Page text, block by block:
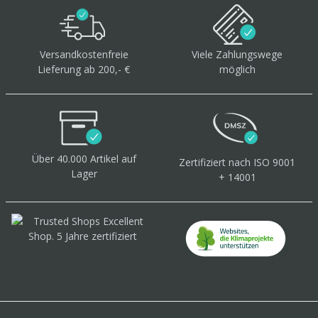
Versandkostenfreie
Lieferung ab 200,- €
Viele Zahlungswege
möglich
Über 40.000 Artikel auf
Lager
Zertifiziert nach ISO 9001
+ 14001